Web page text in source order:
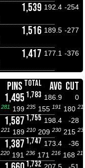
1,539 192.4 -254
1,516 189.5 -277
1,417 177.1 -376
PINS TOTAL AVG CUT
1,495 1,783 186.9
0
281 199 235 155 191 180
1,587 1,755 198.4
-28
221 189 210 209 230 215
1,387 1,747 173.4
-36
220 191 236 171 216 168
1,732